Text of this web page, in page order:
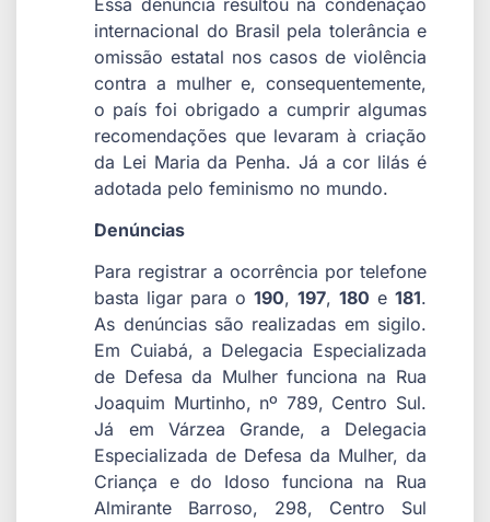
internacional do Brasil pela tolerância e
omissão estatal nos casos de violência
contra a mulher e, consequentemente,
o país foi obrigado a cumprir algumas
recomendações que levaram à criação
da Lei Maria da Penha. Já a cor lilás é
adotada pelo feminismo no mundo.
Denúncias
Para registrar a ocorrência por telefone
basta ligar para o190,197, 180 e 181.
As denúncias são realizadas em sigilo.
Em Cuiabá, a Delegacia Especializada
de Defesa da Mulher funciona na Rua
Joaquim Murtinho, nº 789, Centro Sul.
Já em Várzea Grande, a Delegacia
Especializada de Defesa da Mulher, da
Criança e do Idoso funciona na Rua
Almirante Barroso, 298, Centro Sul